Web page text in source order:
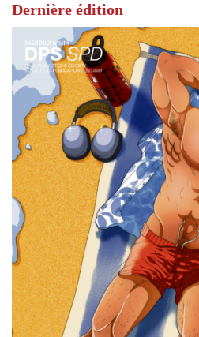
Dernière édition